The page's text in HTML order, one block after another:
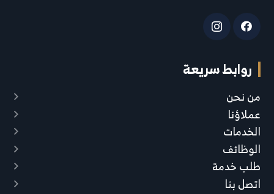
روابط سريعة
من نحن
عملاؤنا
الخدمات
الوظائف
طلب خدمة
اتصل بنا